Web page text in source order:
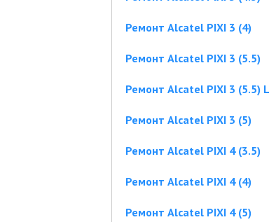
Ремонт Alcatel PIXI 3 (4)
Ремонт Alcatel PIXI 3 (5.5)
Ремонт Alcatel PIXI 3 (5.5)
Ремонт Alcatel PIXI 3 (5)
Ремонт Alcatel PIXI 4 (3.5)
Ремонт Alcatel PIXI 4 (4)
Ремонт Alcatel PIXI 4 (5)